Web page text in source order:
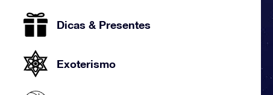
Dicas & Presentes
Exoterismo